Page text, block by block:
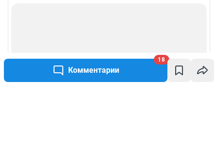
Комментарии
18